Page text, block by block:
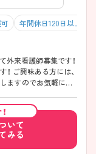
年間休日120日以上
外来看護師募集です！
ご興味ある方には、
ますのでお気軽にご
いて
みる